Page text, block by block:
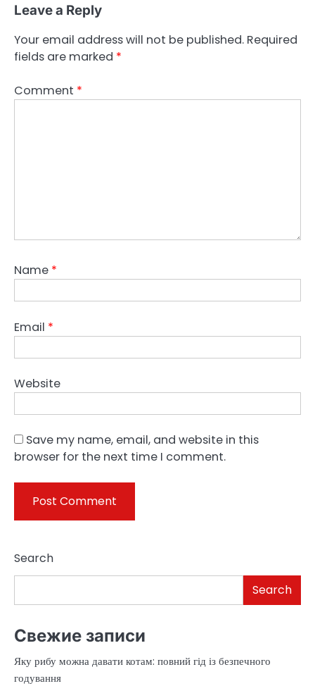
Leave a Reply
Your email address will not be published. Required
fields are marked *
Comment *
Name *
Email *
Website
Save my name, email, and website in this
browser for the next time I comment.
Search
Search
Свежие записи
Яку рибу можна давати котам: повний гід із безпечного
годування